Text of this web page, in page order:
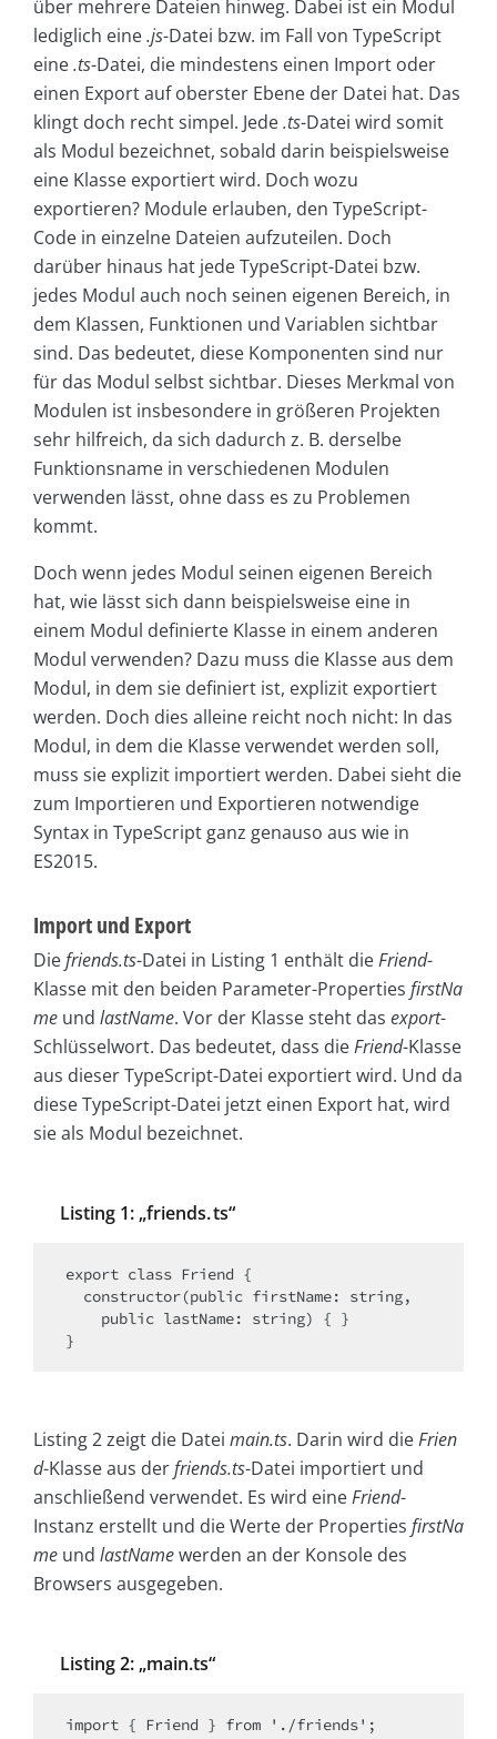
über mehrere Dateien hinweg. Dabei ist ein Modul
lediglich eine.js-Datei bzw. im Fall von TypeScript
eine.ts-Datei, die mindestens einen Import oder
einen Export auf oberster Ebene der Datei hat. Das
klingt doch recht simpel. Jede.ts-Datei wird somit
als Modul bezeichnet, sobald darin beispielsweise
eine Klasse exportiert wird. Doch wozu
exportieren? Module erlauben, den TypeScript-
Code in einzelne Dateien aufzuteilen. Doch
darüber hinaus hat jede TypeScript-Datei bzw.
jedes Modul auch noch seinen eigenen Bereich, in
dem Klassen, Funktionen und Variablen sichtbar
sind. Das bedeutet, diese Komponenten sind nur
für das Modul selbst sichtbar. Dieses Merkmal von
Modulen ist insbesondere in größeren Projekten
sehr hilfreich, da sich dadurch z. B. derselbe
Funktionsname in verschiedenen Modulen
verwenden lässt, ohne dass es zu Problemen
kommt.
Doch wenn jedes Modul seinen eigenen Bereich
hat, wie lässt sich dann beispielsweise eine in
einem Modul definierte Klasse in einem anderen
Modul verwenden? Dazu muss die Klasse aus dem
Modul, in dem sie definiert ist, explizit exportiert
werden. Doch dies alleine reicht noch nicht: In das
Modul, in dem die Klasse verwendet werden soll,
muss sie explizit importiert werden. Dabei sieht die
zum Importieren und Exportieren notwendige
Syntax in TypeScript ganz genauso aus wie in
ES2015.
Import und Export
Diefriends.ts-Datei in Listing 1 enthält dieFriend-
Klasse mit den beiden Parameter-Properties firstNa
me und lastName. Vor der Klasse steht das export-
Schlüsselwort. Das bedeutet, dass dieFriend-Klasse
aus dieser TypeScript-Datei exportiert wird. Und da
diese Type­Script-Datei jetzt einen Export hat, wird
sie als Modul bezeichnet.
Listing 1: „friends. ts“
export class Friend {
}
Listing 2 zeigt die Datei main.ts. Darin wird dieFrien
d-Klasse aus derfriends.ts-Datei importiert und
anschließend verwendet. Es wird eineFriend-
Instanz erstellt und die Werte der Properties firstNa
me und lastNamewerden an der Konsole des
Browsers ausgegeben.
Listing 2: „main.ts“
import { Friend } from './friends';